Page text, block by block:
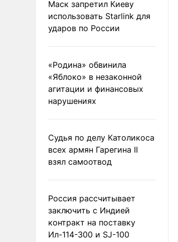
Маск запретил Киеву
использовать Starlink для
ударов по России
«Родина» обвинила
«Яблоко» в незаконной
агитации и финансовых
нарушениях
Судья по делу Католикоса
всех армян Гарегина II
взял самоотвод
Россия рассчитывает
заключить с Индией
контракт на поставку
Ил-114-300 и SJ-100